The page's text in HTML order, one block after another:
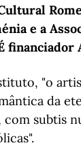
e a
financiador
"o
da
subtis